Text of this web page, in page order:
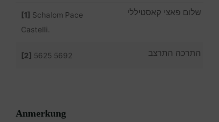
[1] Schalom Pace
Castelli.
שלום פאצי קאסטיללי
[2] 5625 5692 התרכה התרצב
Anmerkung